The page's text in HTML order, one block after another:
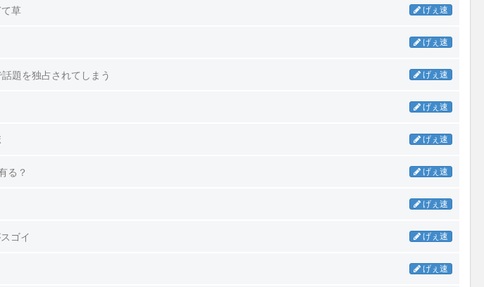
草 げぇ速
げぇ速
題を独占されてしまう げぇ速
げぇ速
げぇ速
る？ げぇ速
げぇ速
ゴイ げぇ速
げぇ速